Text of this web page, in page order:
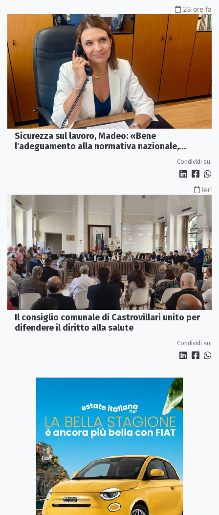
23 ore fa
Sicurezza sul lavoro, Madeo: «Bene
l'adeguamento alla normativa nazionale,
Condividi su:
Ieri
Il consiglio comunale di Castrovillari unito per
difendere il diritto alla salute
Condividi su: